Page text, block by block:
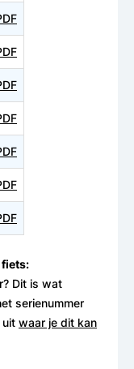
fiets:
Dit is wat
serienummer
uit waar je dit kan